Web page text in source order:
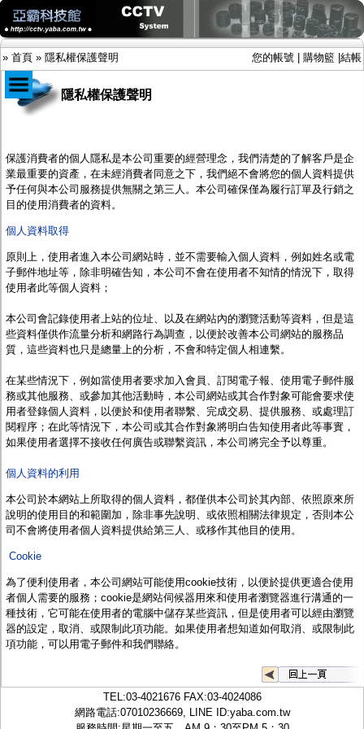
» 首頁 » 隱私權保護聲明 您的帳號 購物籃 結帳
限時促銷特惠專案
IP網路攝影機及錄放影機
AHD DVR數位錄放影機
AHD半球型(適用屋內)
AHD防護罩型攝影機(適用屋外，紅外線照射
AHD特殊功能型攝影機
旋轉型攝影機.旋轉台
傳統高解析攝影機
投光設備
防護罩及支架
多路攝影機單軸傳輸
網路設備
視訊轉換設備
雙絞線傳輸器
雜訊改善器
分配放大器
網路線
懶人線.同軸線.花線
線頭.插座.延長線.HDMI線
集線盒.防水盒.配線盒
轉接頭
行車紀錄器.車用插座配件
電腦工業機殼
客訂商品
隱私權保護聲明
保護消費者的個人隱私是本公司重要的經營理念，我們清楚的了解客戶是企
業最重要的資產，在未經消費者同意之下，我們絕不會將您的個人資料提供
予任何與本公司服務提供無關之第三人。本公司確保僅為履行訂單及行銷之
目的使用消費者的資料。
個人資料取得
原則上，使用者進入 本公司 網站時，並不需要輸入個人資料，例如姓名或電
子郵件地址等，除非明確告知， 本公司 不會在使用者不知情的情況下，取得
使用者此等個人資料；
本公司 會記錄使用者上站的位址、以及在網站內的瀏覽活動等資料，但是這
些資料僅供作流量分析和網路行為調查，以便於改善本公司 網站的服務品
質，這些資料也只是總量上的分析，不會和特定個人相連繫。
在某些情況下，例如當使用者要求加入會員、訂閱電子報、使用電子郵件服
務或其他服務、或參加其他活動時， 本公司 網站或其合作對象可能會要求使
用者登錄個人資料，以便於和使用者聯繫、完成交易、提供服務、或處理訂
閱程序；在此等情況下， 本公司 或其合作對象將明白告知使用者此等事實，
如果使用者選擇不接收任何廣告或聯繫資訊， 本公司 將完全予以尊重。
個人資料的利用
本公司於本網站上所取得的個人資料，都僅供本公司 於其內部、依照原來所
說明的使用目的和範圍加，除非事先說明、或依照相關法律規定，否則本公
司不會將使用者個人資料提供給第三人、或移作其他目的使用。
Cookie
為了便利使用者， 本公司 網站可能使用cookie技術，以便於提供更適合使用
者個人需要的服務； cookie是網站伺候器用來和使用者瀏覽器進行溝通的一
種技術，它可能在使用者的電腦中儲存某些資訊，但是使用者可以經由瀏覽
器的設定，取消、或限制此項功能。如果使用者想知道如何取消、或限制此
項功能，可以用電子郵件和我們聯絡。
TEL:03-4021676FAX:03-4024086
網路電話:07010236669, LINE ID:yaba.com.tw